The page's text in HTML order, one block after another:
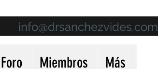
info@drsanchezvides.com
Foro Miembros Más